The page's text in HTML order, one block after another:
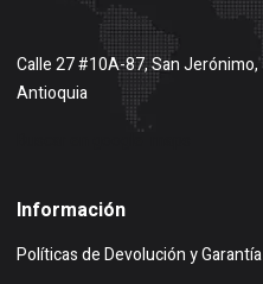
Calle 27 #10A-87, San Jerónimo,
Antioquia
Información
Políticas de Devolución y Garantía